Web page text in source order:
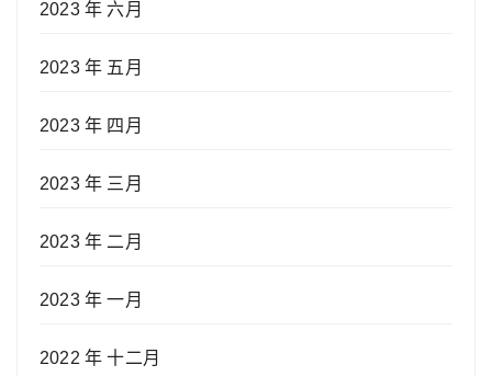
2023 年 六月
2023 年 五月
2023 年 四月
2023 年 三月
2023 年 二月
2023 年 一月
2022 年 十二月